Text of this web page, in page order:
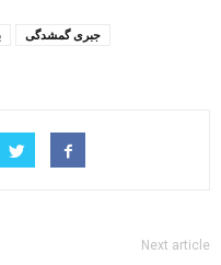
جبری گمشدگی
Next article